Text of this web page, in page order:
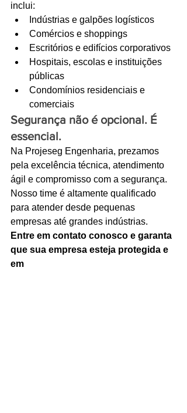
inclui:
Indústrias e galpões logísticos
Comércios e shoppings
Escritórios e edifícios corporativos
Hospitais, escolas e instituições
públicas
Condomínios residenciais e
comerciais
Segurança não é opcional. É
essencial.
Na Projeseg Engenharia, prezamos
pela excelência técnica, atendimento
ágil e compromisso com a segurança.
Nosso time é altamente qualificado
para atender desde pequenas
empresas até grandes indústrias.
Entre em contato conosco e garanta
que sua empresa esteja protegida e
em